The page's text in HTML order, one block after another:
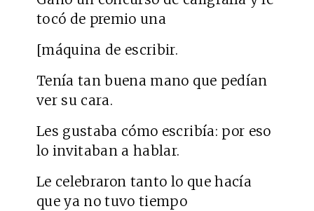
tocó de premio una
[máquina de escribir.
Tenía tan buena mano que pedían
ver su cara.
Les gustaba cómo escribía: por eso
lo invitaban a hablar.
Le celebraron tanto lo que hacía
que ya no tuvo tiempo